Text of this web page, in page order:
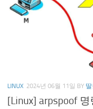
LINUX 2024년 06월 11일 BY 딸
[Linux] arpspoof